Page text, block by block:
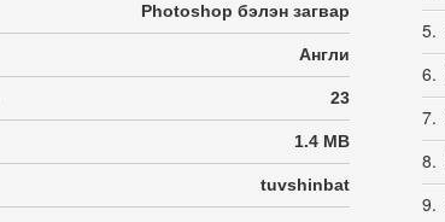
Photoshop бэлэн загвар
Англи
23
1.4 MB
tuvshinbat
5.
6.
7.
8.
9.